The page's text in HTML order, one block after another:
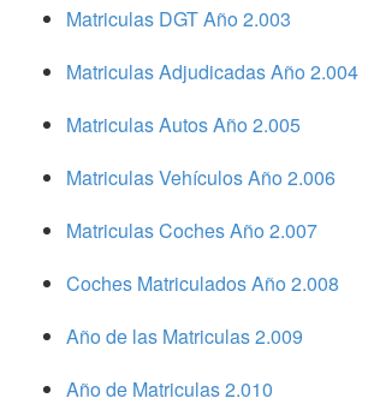
Matriculas DGT Año 2.003
Matriculas Adjudicadas Año 2.004
Matriculas Autos Año 2.005
Matriculas Vehículos Año 2.006
Matriculas Coches Año 2.007
Coches Matriculados Año 2.008
Año de las Matriculas 2.009
Año de Matriculas 2.010